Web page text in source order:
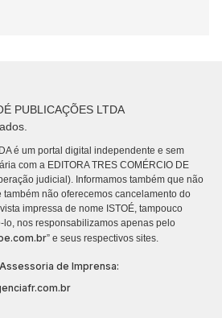
PUBLICAÇÕES LTDA
é um portal digital independente e sem
com a EDITORA TRES COMÉRCIO DE
judicial). Informamos também que não
não oferecemos cancelamento do
impressa de nome ISTOÉ, tampouco
lo, nos responsabilizamos apenas pelo
” e seus respectivos sites.
Assessoria de Imprensa: